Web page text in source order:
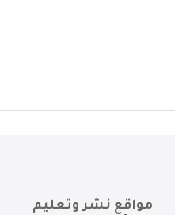
مواقع نشر وتعليم